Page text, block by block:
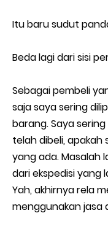
Itu baru sudut
Beda lagi dari sisi
Sebagai pembeli
saja saya sering
barang. Saya
telah dibeli, apakah
yang ada. Masalah
dari ekspedisi yang
Yah, akhirnya rela
menggunakan jasa